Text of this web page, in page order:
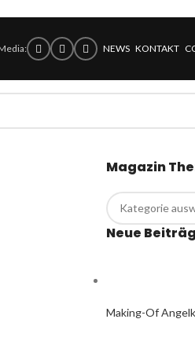
NEWS KONTAKT
Magazin
Neue
Making-Of